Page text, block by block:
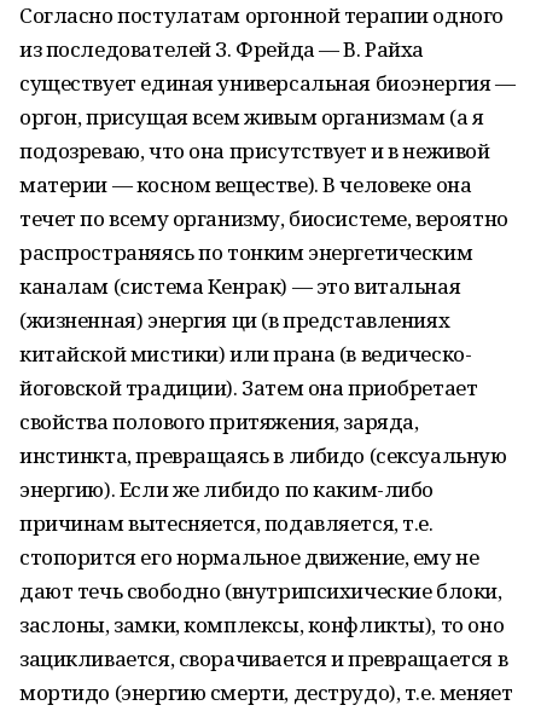
Согласно постулатам оргонной терапии одного
из последователей З. Фрейда — В. Райха
существует единая универсальная биоэнергия —
оргон, присущая всем живым организмам (а я
подозреваю, что она присутствует и в неживой
материи — косном веществе). В человеке она
течет по всему организму, биосистеме, вероятно
распространяясь по тонким энергетическим
каналам (система Кенрак) — это витальная
(жизненная) энергия ци (в представлениях
китайской мистики) или прана (в ведическо-
йоговской традиции). Затем она приобретает
свойства полового притяжения, заряда,
инстинкта, превращаясь в либидо (сексуальную
энергию). Если же либидо по каким-либо
причинам вытесняется, подавляется, т.е.
стопорится его нормальное движение, ему не
дают течь свободно (внутрипсихические блоки,
заслоны, замки, комплексы, конфликты), то оно
зацикливается, сворачивается и превращается в
мортидо (энергию смерти, деструдо), т.е. меняет